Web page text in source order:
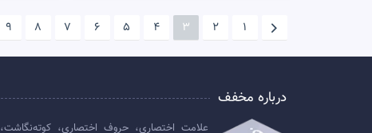
1
2
3
4
5
6
7
8
9
درباره مخفف
علامت اختصاری، حروف اختصاری، کوته‌نگاشت،